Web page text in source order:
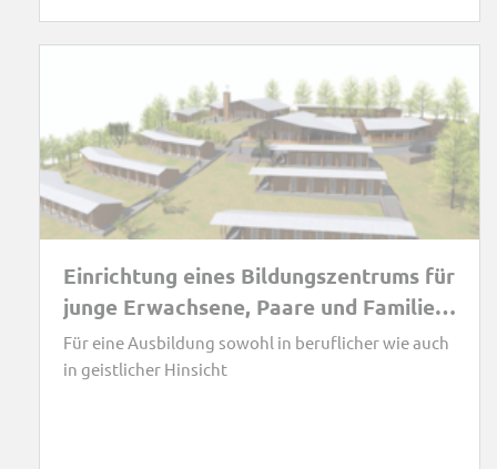
Einrichtung eines Bildungszentrums für
junge Erwachsene, Paare und Familien
in Alépé, Elfenbeinküste
Für eine Ausbildung sowohl in beruflicher wie auch
in geistlicher Hinsicht